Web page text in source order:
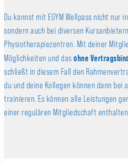
Du kannst mit EGYM Wellpass nicht nur
sondern auch bei diversen
Physiotherapiezentren. Mit deiner
Möglichkeiten und das ohne
schließt in diesem Fall den
du und deine Kollegen können dann bei
trainieren. Es können alle Leistungen
einer regulären Mitgliedschaft